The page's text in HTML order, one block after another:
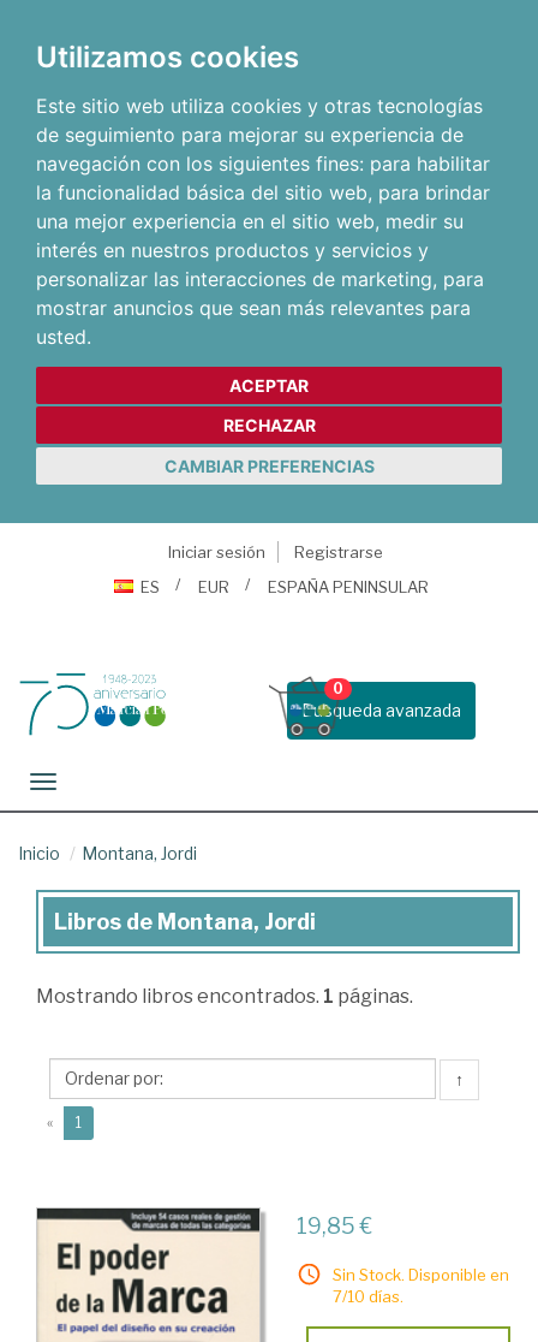
Utilizamos cookies
Este sitio web utiliza cookies y otras tecnologías
de seguimiento para mejorar su experiencia de
navegación con los siguientes fines: para habilitar
la funcionalidad básica del sitio web, para brindar
una mejor experiencia en el sitio web, medir su
interés en nuestros productos y servicios y
personalizar las interacciones de marketing, para
mostrar anuncios que sean más relevantes para
usted.
ACEPTAR
RECHAZAR
CAMBIAR PREFERENCIAS
Iniciar sesión
Registrarse
ES
EUR ESPAÑA PENINSULAR
Busqueda avanzada
0
Toggle navigation
Inicio Montana, Jordi
Libros
Montana,
Libros de Montana, Jordi
Mostrando libros encontrados. 1 páginas.
↑
« 1
19,85 €
Sin Stock. Disponible en
7/10 días.